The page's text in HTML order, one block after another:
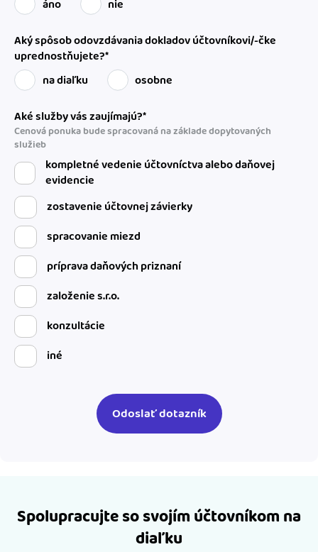
áno nie
Aký spôsob odovzdávania dokladov účtovníkovi/-čke
uprednostňujete?*
na diaľku
osobne
Aké služby vás zaujímajú?*
Cenová ponuka bude spracovaná na základe dopytovaných
služieb
kompletné vedenie účtovníctva alebo daňovej
evidencie
zostavenie účtovnej závierky
spracovanie miezd
príprava daňových priznaní
založenie s.r.o.
konzultácie
iné
Spolupracujte so svojím účtovníkom na
diaľku